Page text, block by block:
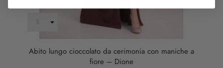
Abito lungo cioccolato da cerimonia con maniche a
fiore – Dione